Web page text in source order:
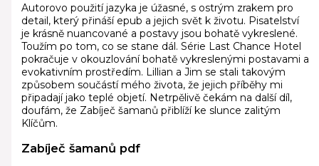
Autorovo použití jazyka je úžasné, s ostrým zrakem pro
detail, který přináší epub a jejich svět k životu. Pisatelství
je krásně nuancované a postavy jsou bohatě vykreslené.
Toužím po tom, co se stane dál. Série Last Chance Hotel
pokračuje v okouzlování bohatě vykreslenými postavami a
evokativním prostředím. Lillian a Jim se stali takovým
způsobem součástí mého života, že jejich příběhy mi
připadají jako teplé objetí. Netrpělivě čekám na další díl,
doufám, že Zabíječ šamanů přiblíží ke slunce zalitým
Klíčům.
Zabíječ šamanů pdf